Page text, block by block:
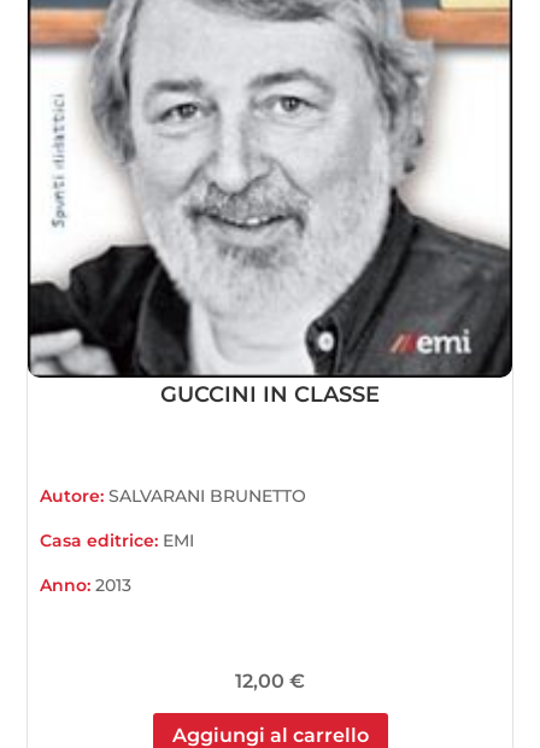
GUCCINI IN CLASSE
Autore:SALVARANI BRUNETTO
Casa editrice: EMI
Anno:2013
12,00 €
Aggiungi al carrello